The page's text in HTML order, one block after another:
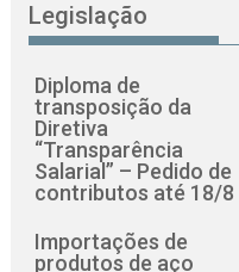
Legislação
Diploma de
transposição da
Diretiva
“Transparência
Salarial” – Pedido de
contributos até 18/8
Importações de
produtos de aço